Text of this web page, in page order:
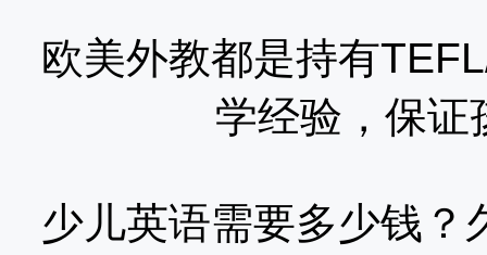
欧美外教都是持有
学经验，保证
少儿英语需要多少钱？